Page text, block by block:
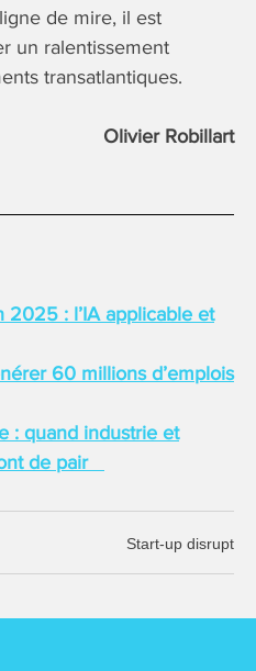
de mire, il est
un ralentissement
transatlantiques.
Olivier Robillart
2025 : l’IA applicable et
60 millions d’emplois
: quand industrie et
de pair
Start-up disrupt